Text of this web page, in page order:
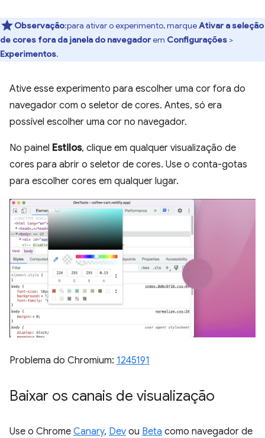
Observação:para ativar o experimento, marqueAtivar a seleção
de cores fora da janela do navegadorem Configurações >
Experimentos.
Ative esse experimento para escolher uma cor fora do
navegador com o seletor de cores. Antes, só era
possível escolher uma cor no navegador.
No painel Estilos, clique em qualquer visualização de
cores para abrir o seletor de cores. Use o conta-gotas
para escolher cores em qualquer lugar.
Problema do Chromium: 1245191
Baixar os canais de visualização
Use o Chrome Canary, Dev ou Beta como navegador de